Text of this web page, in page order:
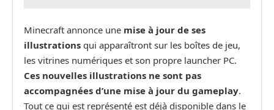
Minecraft annonce une mise à jour de ses
illustrations qui apparaîtront sur les boîtes de jeu,
les vitrines numériques et son propre launcher PC.
Ces nouvelles illustrations ne sont pas
accompagnées d’une mise à jour du gameplay.
Tout ce qui est représenté est déjà disponible dans le